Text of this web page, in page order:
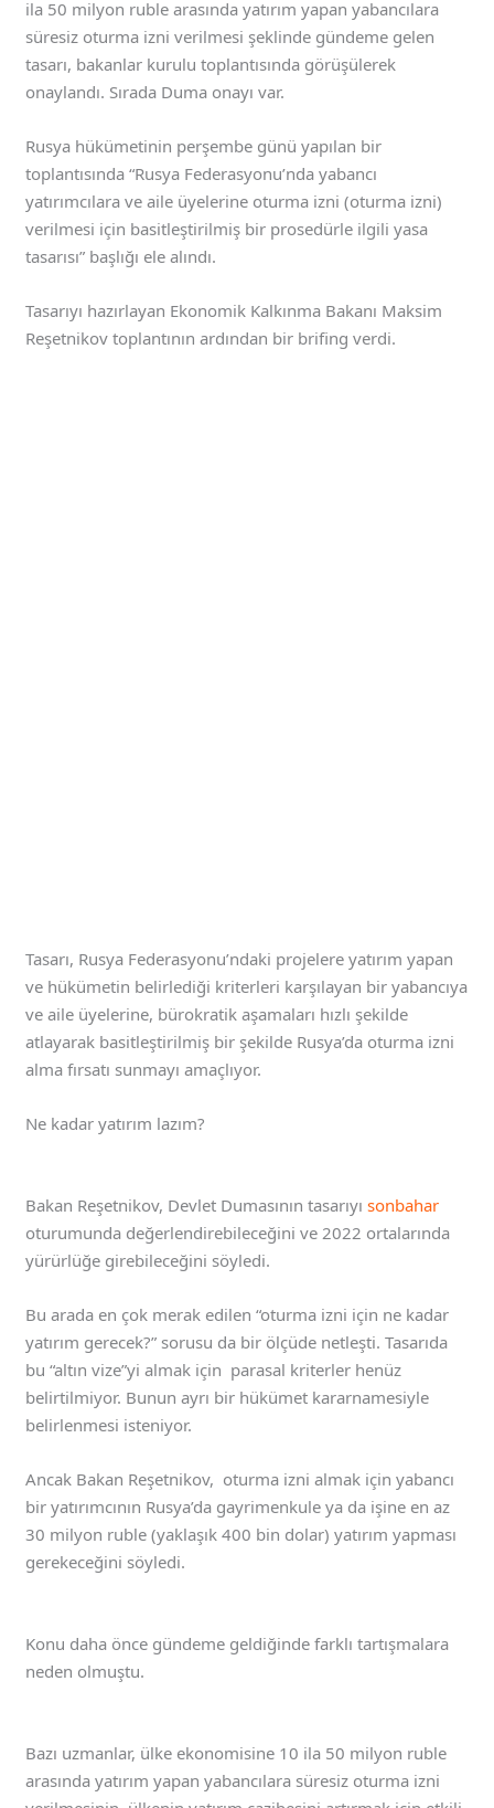
ila 50 milyon ruble arasında yatırım yapan yabancılara
süresiz oturma izni verilmesi şeklinde gündeme gelen
tasarı, bakanlar kurulu toplantısında görüşülerek
onaylandı. Sırada Duma onayı var.
Rusya hükümetinin perşembe günü yapılan bir
toplantısında “Rusya Federasyonu’nda yabancı
yatırımcılara ve aile üyelerine oturma izni (oturma izni)
verilmesi için basitleştirilmiş bir prosedürle ilgili yasa
tasarısı” başlığı ele alındı.
Tasarıyı hazırlayan Ekonomik Kalkınma Bakanı Maksim
Reşetnikov toplantının ardından bir brifing verdi.
Tasarı, Rusya Federasyonu’ndaki projelere yatırım yapan
ve hükümetin belirlediği kriterleri karşılayan bir yabancıya
ve aile üyelerine, bürokratik aşamaları hızlı şekilde
atlayarak basitleştirilmiş bir şekilde Rusya’da oturma izni
alma fırsatı sunmayı amaçlıyor.
Ne kadar yatırım lazım?
Bakan Reşetnikov, Devlet Dumasının tasarıyısonbahar
oturumunda değerlendirebileceğini ve 2022 ortalarında
yürürlüğe girebileceğini söyledi.
Bu arada en çok merak edilen “oturma izni için ne kadar
yatırım gerecek?” sorusu da bir ölçüde netleşti. Tasarıda
bu “altın vize”yi almak için parasal kriterler henüz
belirtilmiyor. Bunun ayrı bir hükümet kararnamesiyle
belirlenmesi isteniyor.
Ancak Bakan Reşetnikov, oturma izni almak için yabancı
bir yatırımcının Rusya’da gayrimenkule ya da işine en az
30 milyon ruble (yaklaşık 400 bin dolar) yatırım yapması
gerekeceğini söyledi.
Konu daha önce gündeme geldiğinde farklı tartışmalara
neden olmuştu.
Bazı uzmanlar, ülke ekonomisine 10 ila 50 milyon ruble
arasında yatırım yapan yabancılara süresiz oturma izni